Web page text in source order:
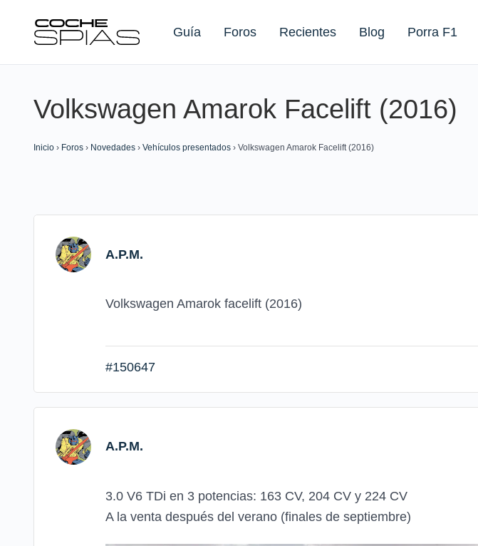
Guía Foros Recientes Blog Porra F1
Buscar:
Volkswagen Amarok Facelift (2016)
Inicio › Foros › Novedades › Vehículos presentados › Volkswagen Amarok Facelift (2016)
A.P.M.
Volkswagen Amarok facelift (2016)
#150647
A.P.M.
3.0 V6 TDi en 3 potencias: 163 CV, 204 CV y 224 CV
A la venta después del verano (finales de septiembre)